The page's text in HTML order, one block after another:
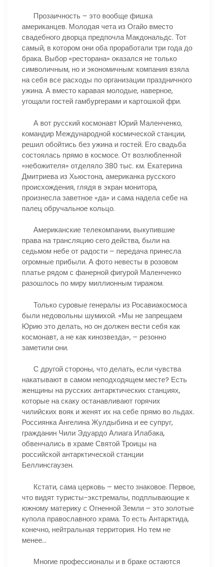
Прозаичность – это вообще фишка
американцев. Молодая чета из Огайо вместо
свадебного дворца предпочла Макдональдс. Тот
самый, в котором они оба проработали три года до
брака. Выбор «ресторана» оказался не только
символичным, но и экономичным: компания взяла
на себя все расходы по организации праздничного
ужина. А вместо каравая молодые, наверное,
угощали гостей гамбургерами и картошкой фри.
А вот русский космонавт Юрий Маленченко,
командир Международной космической станции,
решил обойтись без ужина и гостей. Его свадьба
состоялась прямо в космосе. От возлюбленной
«небожителя» отделяло 380 тыс. км. Екатерина
Дмитриева из Хьюстона, американка русского
происхождения, глядя в экран монитора,
произнесла заветное «да» и сама надела себе на
палец обручальное кольцо.
Американские телекомпании, выкупившие
права на трансляцию сего действа, были на
седьмом небе от радости – передача принесла
огромные прибыли. А фото невесты в розовом
платье рядом с фанерной фигурой Маленченко
разошлось по миру миллионным тиражом.
Только суровые генералы из Росавиакосмоса
были недовольны шумихой. «Мы не запрещаем
Юрию это делать, но он должен вести себя как
космонавт, а не как кинозвезда», – резонно
заметили они.
С другой стороны, что делать, если чувства
накатывают в самом неподходящем месте? Есть
женщины на русских антарктических станциях,
которые на скаку останавливают горячих
чилийских вояк и женят их на себе прямо во льдах.
Россиянка Ангелина Жулдыбина и ее супруг,
гражданин Чили Эдуардо Алиага Илабака,
обвенчались в храме Святой Троицы на
российской антарктической станции
Беллинсгаузен.
Кстати, сама церковь – место знаковое. Первое,
что видят туристы-экстремалы, подплывающие к
южному материку с Огненной Земли – это золотые
купола православного храма. То есть Антарктида,
конечно, нейтральная территория. Но тем не
менее…
Многие профессионалы и в браке остаются